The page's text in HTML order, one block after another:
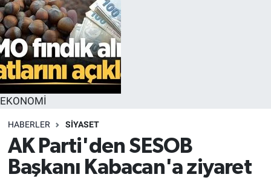
EKONOMİ
HABERLER SİYASET
AK Parti'den SESOB
Başkanı Kabacan'a ziyaret